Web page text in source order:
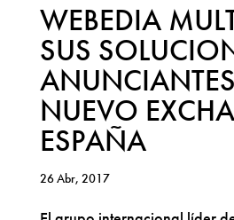
WEBEDIA
SUS
NUEVO
ESPAÑA
26 Abr, 2017